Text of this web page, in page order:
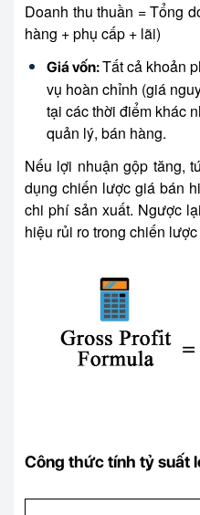
Doanh thu thuần = Tổng
hàng + phụ cấp + lãi)
Giá vốn:Tất cả khoản
vụ hoàn chỉnh (giá
tại các thời điểm khác
quản lý, bán hàng.
Nếu lợi nhuận gộp tăng,
dụng chiến lược giá bán
chi phí sản xuất. Ngược
hiệu rủi ro trong chiến
Công thức tính tỷ suất